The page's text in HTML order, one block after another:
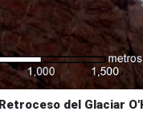
Retroceso del Glaciar